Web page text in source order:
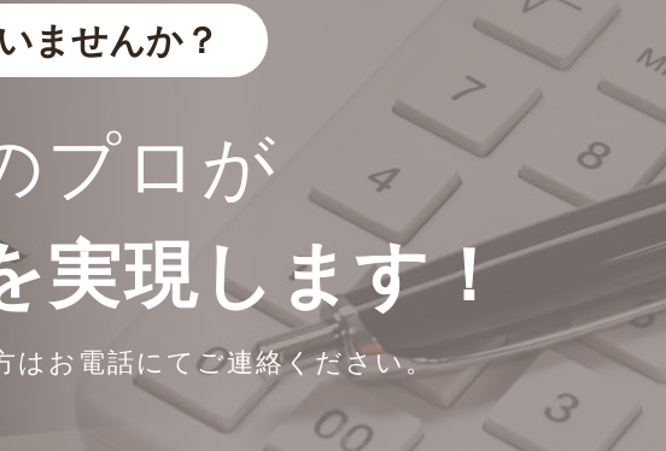
ませんか？
プロが
実現します！
はお電話にてご連絡ください。